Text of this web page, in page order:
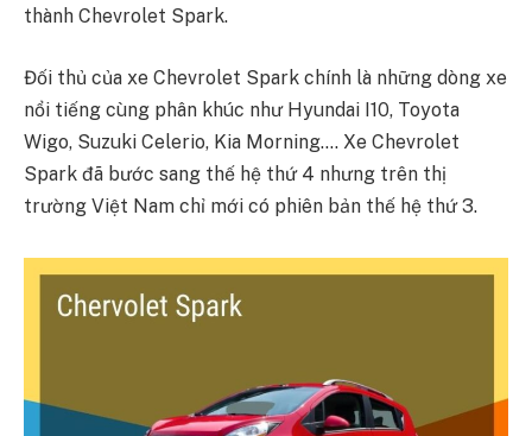
thành Chevrolet Spark.
Đối thủ của xe Chevrolet Spark chính là những dòng xe
nổi tiếng cùng phân khúc như Hyundai I10, Toyota
Wigo, Suzuki Celerio, Kia Morning…. Xe Chevrolet
Spark đã bước sang thế hệ thứ 4 nhưng trên thị
trường Việt Nam chỉ mới có phiên bản thế hệ thứ 3.